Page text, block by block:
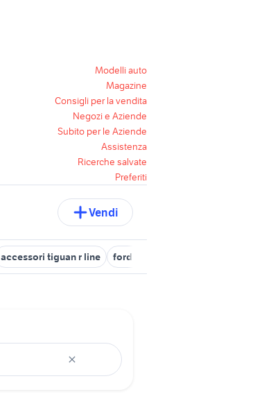
Modelli auto
Magazine
Consigli per la vendita
Negozi e Aziende
Subito per le Aziende
Assistenza
Ricerche salvate
Preferiti
Vendi
accessori tiguan r line ford transit cassone